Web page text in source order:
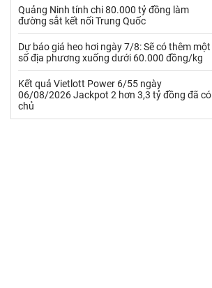
Vàng
VLXD khác Xăng dầu
Xi măng - Clynker
Quảng Ninh tính chi 80.000 tỷ đồng làm
đường sắt kết nối Trung Quốc
Dự báo giá heo hơi ngày 7/8: Sẽ có thêm một
số địa phương xuống dưới 60.000 đồng/kg
Kết quả Vietlott Power 6/55 ngày
06/08/2026 Jackpot 2 hơn 3,3 tỷ đồng đã có
chủ